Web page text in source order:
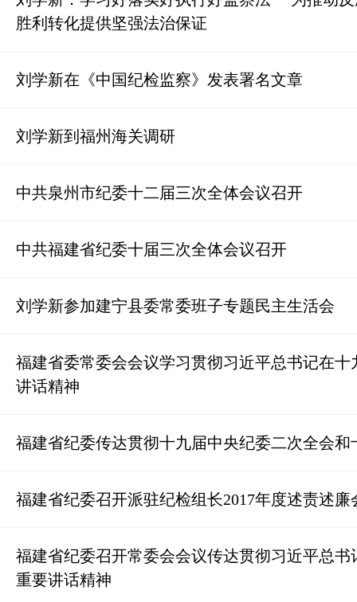
胜利转化提供坚强法治保证
刘学新在《中国纪检监察》发表署名文章
刘学新到福州海关调研
中共泉州市纪委十二届三次全体会议召开
中共福建省纪委十届三次全体会议召开
刘学新参加建宁县委常委班子专题民主生活会
福建省委常委会会议学习贯彻习近平总书记在
讲话精神
福建省纪委传达贯彻十九届中央纪委二次全会
福建省纪委召开派驻纪检组长2017年度述责述廉
福建省纪委召开常委会会议传达贯彻习近平总
重要讲话精神